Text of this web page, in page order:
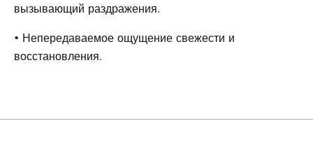
вызывающий раздражения.
• Непередаваемое ощущение свежести и
восстановления.